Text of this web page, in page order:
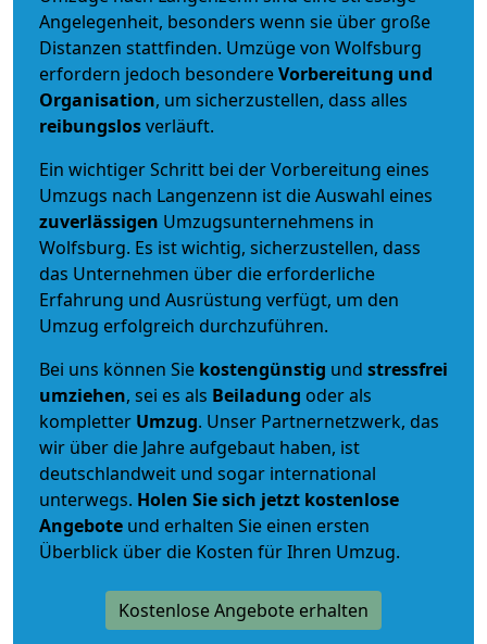
Angelegenheit, besonders wenn sie über große
Distanzen stattfinden. Umzüge von Wolfsburg
erfordern jedoch besondereVorbereitung und
Organisation, um sicherzustellen, dass alles
reibungslosverläuft.
Ein wichtiger Schritt bei der Vorbereitung eines
Umzugs nach Langenzenn ist die Auswahl eines
zuverlässigen Umzugsunternehmens in
Wolfsburg. Es ist wichtig, sicherzustellen, dass
das Unternehmen über die erforderliche
Erfahrung und Ausrüstung verfügt, um den
Umzug erfolgreich durchzuführen.
Bei uns können Sie kostengünstig und stressfrei
umziehen, sei es als Beiladung oder als
kompletter Umzug. Unser Partnernetzwerk, das
wir über die Jahre aufgebaut haben, ist
deutschlandweit und sogar international
unterwegs. Holen Sie sich jetzt kostenlose
Angebote und erhalten Sie einen ersten
Überblick über die Kosten für Ihren Umzug.
Kostenlose Angebote erhalten